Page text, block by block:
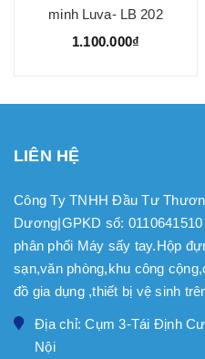
minh Luva- LB 202
1.100.000₫
LIÊN HỆ
Công Ty TNHH Đầu Tư
Dương|GPKD số:
phân phối Máy sấy tay.Hộp
sạn,văn phòng,khu công
đồ gia dụng ,thiết bị vệ sinh
Địa chỉ: Cụm 3-Tái Định
Nội